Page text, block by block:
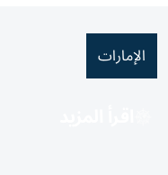
الإمارات